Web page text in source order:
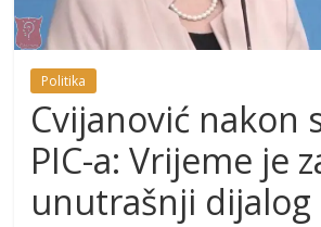
Politika
Cvijanović nakon
PIC-a: Vrijeme je
unutrašnji dijalog